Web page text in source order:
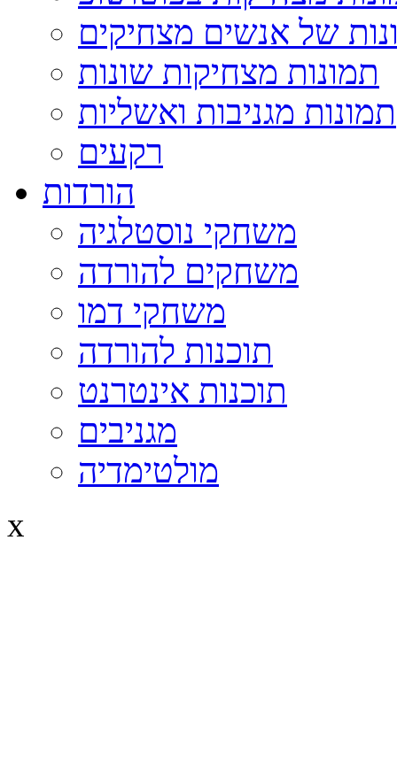
של אנשים מצחיקים
תמונות מצחיקות שונות
תמונות מגניבות ואשליות
רקעים
הורדות
משחקי נוסטלגיה
משחקים להורדה
משחקי דמו
תוכנות להורדה
תוכנות אינטרנט
מגניבים
מולטימדיה
x